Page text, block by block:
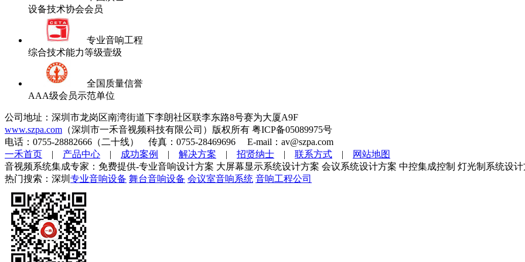
设备技术协会会员
专业音响工程
综合技术能力等级壹级
全国质量信誉
AAA级会员示范单位
公司地址：深圳市龙岗区南湾街道下李朗社区联李东路8号赛为大厦A9F
www.szpa.com （深圳市一禾音视频科技有限公司）版权所有 粤ICP备05089975号
电话：0755-28882666（二十线） 传真：0755-28469696 E-mail：av@szpa.com
一禾首页 | 产品中心 | 成功案例 | 解决方案 | 招贤纳士 | 联系方式 |
网站地图
音视频系统集成专家：免费提供-专业音响设计方案 大屏幕显示系统设计方案 会议系统设计方案 中控集成控制 灯光制系统设
热门搜索：深圳 专业音响设备 舞台音响设备 会议室音响系统 音响工程公司